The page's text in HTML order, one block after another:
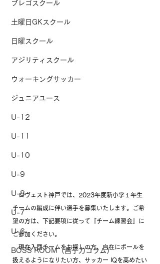
プレゴスクール
土曜日GKスクール
日曜スクール
アジリティスクール
ウォーキングサッカー
ジュニアユース
U-12
U-11
U-10
U-9
U-8
U-7
U-6
BOSS ROOM（昌子力コラム）
ロヴェスト神戸では、2023年度新小学１年生
チームの編成に伴い選手を募集いたします。ご希
望の方は、下記要項に従って『チーム練習会』に
ご参加ください。
現在入団チームをお探しの方、自在にボールを
扱えるようになりたい方、サッカー IQを高めたい